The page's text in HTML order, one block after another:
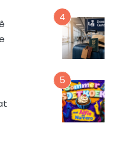
a
a
r
t
o
e
i
n
d
a
4
5